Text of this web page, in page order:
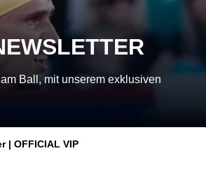
Ball, mit unserem exklusiven
| OFFICIAL VIP